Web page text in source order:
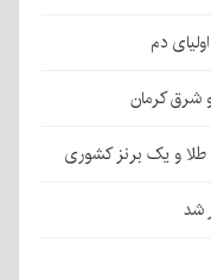
دم
شرق کرمان
و یک برنز کشوری
شد